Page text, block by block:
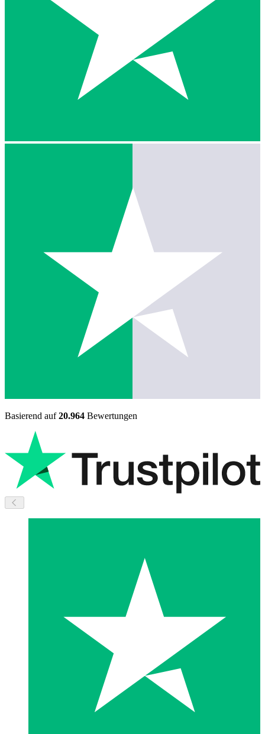
Basierend auf20.964 Bewertungen